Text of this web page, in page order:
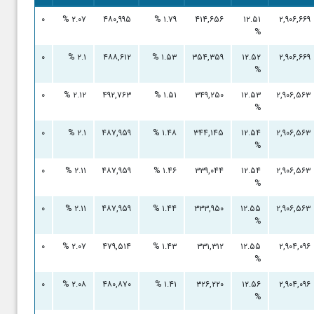
۲,۹۰۶,۶۶۹
۱۲.۵۱
%
۴۱۴,۶۵۶ ۱.۷۹ % ۴۸۰,۹۹۵ ۲.۰۷ % ۰
۲,۹۰۶,۶۶۹
۱۲.۵۲
%
۳۵۴,۳۵۹ ۱.۵۳ % ۴۸۸,۶۱۲ ۲.۱ % ۰
۲,۹۰۶,۵۶۳
۱۲.۵۳
%
۳۴۹,۲۵۰ ۱.۵۱ % ۴۹۲,۷۶۳ ۲.۱۲ % ۰
۲,۹۰۶,۵۶۳
۱۲.۵۴
%
۳۴۴,۱۴۵ ۱.۴۸ % ۴۸۷,۹۵۹ ۲.۱ % ۰
۲,۹۰۶,۵۶۳
۱۲.۵۴
%
۳۳۹,۰۴۴ ۱.۴۶ % ۴۸۷,۹۵۹ ۲.۱۱ % ۰
۲,۹۰۶,۵۶۳
۱۲.۵۵
%
۳۳۳,۹۵۰ ۱.۴۴ % ۴۸۷,۹۵۹ ۲.۱۱ % ۰
۲,۹۰۴,۰۹۶
۱۲.۵۵
%
۳۳۱,۳۱۲ ۱.۴۳ % ۴۷۹,۵۱۴ ۲.۰۷ % ۰
۲,۹۰۴,۰۹۶
۱۲.۵۶
%
۳۲۶,۲۲۰ ۱.۴۱ % ۴۸۰,۸۷۰ ۲.۰۸ % ۰